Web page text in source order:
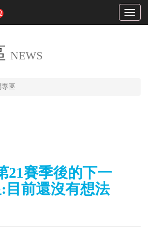
Toggle
NEWS
專區
21賽季後的下一
前還沒有想法